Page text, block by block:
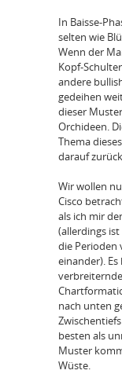
In Baisse-
selten wie
Wenn der
Kopf-
andere
gedeihen
dieser
Orchideen.
Thema
darauf
Wir wollen
Cisco
als ich mir
(allerdings
die Perioden
einander).
nach unten
besten als
Muster
Wüste.